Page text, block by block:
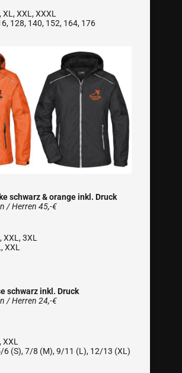
XL, XXL, XXXL
128, 140, 152, 164, 176
schwarz & orange inkl. Druck
/ Herren 45,-€
XXL, 3XL
XXL
schwarz inkl. Druck
/ Herren 24,-€
6 (S), 7/8 (M), 9/11 (L), 12/13 (XL)